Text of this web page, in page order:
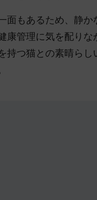
面もあるため、静か
康管理に気を配りな
持つ猫との素晴らし